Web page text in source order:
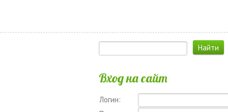
Вход на сайт
Логин: